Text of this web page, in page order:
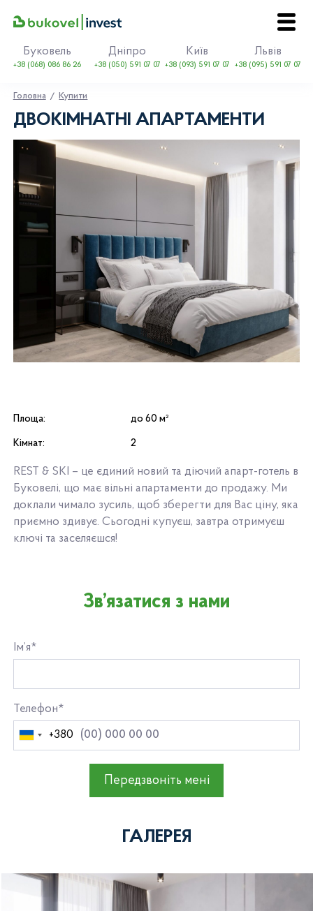
EN UA
Про Bukovel
Купити
Оренда
Події
Контакти
Буковель
+38 (068) 086 86 26
Львів
+38 (095) 591 07 07
Київ
+38 (093) 591 07 07
Дніпро
+38 (050) 591 07 07
Головна Купити
ДВОКІМНАТНІ АПАРТАМЕНТИ
Площа: до 60 м²
Кімнат: 2
REST & SKI – це єдиний новий та діючий апарт-готель в
Буковелі, що має вільні апартаменти до продажу. Ми
доклали чимало зусиль, щоб зберегти для Вас ціну, яка
приємно здивує. Сьогодні купуєш, завтра отримуєш
ключі та заселяєшся!
Зв’язатися з нами
Ім’я*
Україна
+380
+380
Телефон*
Передзвоніть мені
ГАЛЕРЕЯ